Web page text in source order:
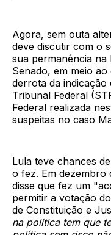
Agora, sem outa
deve discutir com o
sua permanência
Senado, em meio
derrota da indicação
Tribunal Federal
Federal realizada
suspeitas no caso
Lula teve chances
o fez. Em dezembro
disse que fez um
permitir a votação
de Constituição e
na política tem que